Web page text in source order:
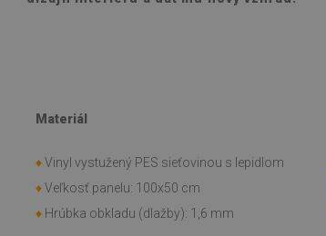
Materiál
♦Vinyl vystužený PES sieťovinou s lepidlom
♦Veľkosť panelu: 100x50 cm
♦ Hrúbka obkladu (dlažby): 1,6 mm